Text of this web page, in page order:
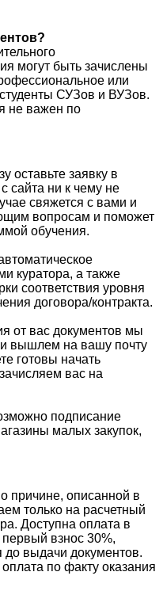
могут быть зачислены
или
СУЗов и ВУЗов.
не важен по
оставьте заявку в
сайта ни к чему не
свяжется с вами и
вопросам и поможет
обучения.
куратора, а также
соответствия уровня
договора/контракта.
от вас документов мы
и вышлем на вашу почту
готовы начать
вас на
подписание
малых закупок,
причине, описанной в
только на расчетный
Доступна оплата в
взнос 30%,
до выдачи документов.
по факту оказания